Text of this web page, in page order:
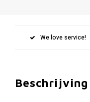
We love service!
Beschrijving